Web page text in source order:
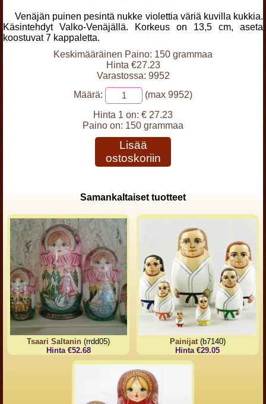
Venäjän puinen pesintä nukke violettia väriä kuvilla kukkia.
Käsintehdyt Valko-Venäjällä. Korkeus on 13,5 cm, aseta
koostuvat 7 kappaletta.
Keskimääräinen Paino: 150 grammaa
Hinta €27.23
Varastossa: 9952
Määrä:
(max 9952)
Hinta 1 on: € 27.23
Paino on: 150 grammaa
Lisää
ostoskoriin
Samankaltaiset tuotteet
Tsaari Saltanin (rrdd05)
Hinta €52.68
Painijat(b7140)
Hinta €29.05